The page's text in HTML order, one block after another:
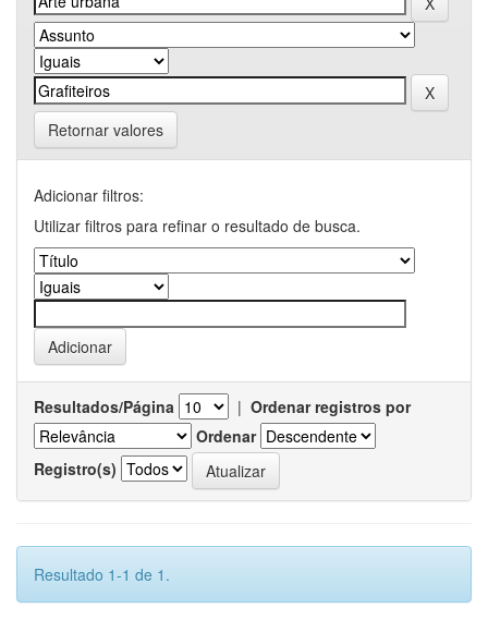
Retornar valores
Adicionar filtros:
Utilizar filtros para refinar o resultado de busca.
Resultados/Página | Ordenar registros por
Ordenar
Registro(s)
Resultado 1-1 de 1.